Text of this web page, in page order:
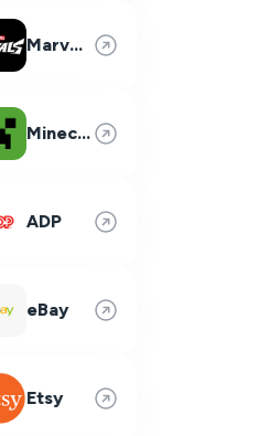
Marvel Rivals
Minecraft
ADP
eBay
Etsy